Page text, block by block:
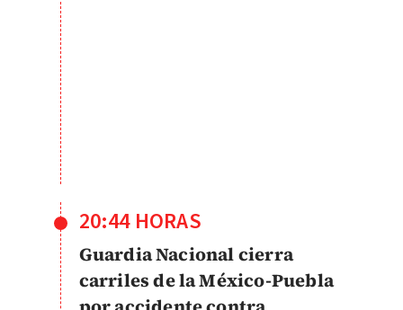
20:44 HORAS
Guardia Nacional cierra
carriles de la México-Puebla